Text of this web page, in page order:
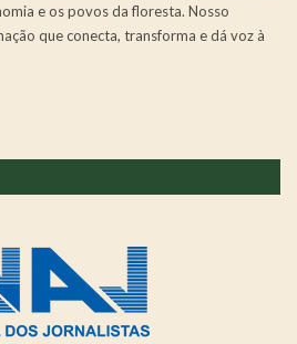
e os povos da floresta. Nosso
que conecta, transforma e dá voz à